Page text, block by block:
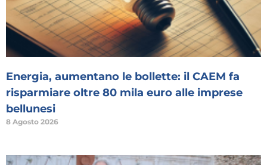
Energia, aumentano le bollette: il CAEM fa
risparmiare oltre 80 mila euro alle imprese
bellunesi
8 Agosto 2026